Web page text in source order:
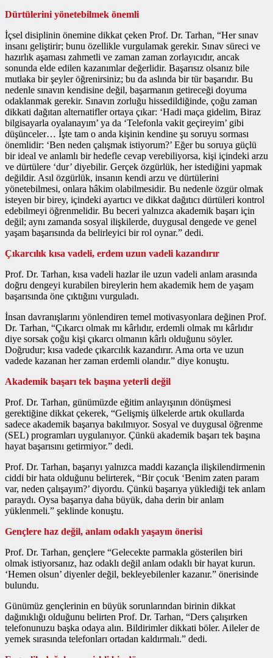
Dürtülerini yönetebilmek önemli
İçsel disiplinin önemine dikkat çeken Prof. Dr. Tarhan, “Her sınav
insanı geliştirir; bunu özellikle vurgulamak gerekir. Sınav süreci ve
hazırlık aşaması zahmetli ve zaman zaman zorlayıcıdır, ancak
sonunda elde edilen kazanımlar değerlidir. Başarısız olsanız bile
mutlaka bir şeyler öğrenirsiniz; bu da aslında bir tür başarıdır. Bu
nedenle sınavın kendisine değil, başarmanın getireceği doyuma
odaklanmak gerekir. Sınavın zorluğu hissedildiğinde, çoğu zaman
dikkati dağıtan alternatifler ortaya çıkar: ‘Hadi maça gidelim, Biraz
bilgisayarla oyalanayım’ ya da ‘Telefonla vakit geçireyim’ gibi
düşünceler… İşte tam o anda kişinin kendine şu soruyu sorması
önemlidir: ‘Ben neden çalışmak istiyorum?’ Eğer bu soruya güçlü
bir ideal ve anlamlı bir hedefle cevap verebiliyorsa, kişi içindeki arzu
ve dürtülere ‘dur’ diyebilir. Gerçek özgürlük, her istediğini yapmak
değildir. Asıl özgürlük, insanın kendi arzu ve dürtülerini
yönetebilmesi, onlara hâkim olabilmesidir. Bu nedenle özgür olmak
isteyen bir birey, içindeki ayartıcı ve dikkat dağıtıcı dürtüleri kontrol
edebilmeyi öğrenmelidir. Bu beceri yalnızca akademik başarı için
değil; aynı zamanda sosyal ilişkilerde, duygusal dengede ve genel
yaşam başarısında da belirleyici bir rol oynar.” dedi.
Çıkarcılık kısa vadeli, erdem uzun vadeli kazandırır
Prof. Dr. Tarhan, kısa vadeli hazlar ile uzun vadeli anlam arasında
doğru dengeyi kurabilen bireylerin hem akademik hem de yaşam
başarısında öne çıktığını vurguladı.
İnsan davranışlarını yönlendiren temel motivasyonlara değinen Prof.
Dr. Tarhan, “Çıkarcı olmak mı kârlıdır, erdemli olmak mı kârlıdır
diye sorsak çoğu kişi çıkarcı olmanın kârlı olduğunu söyler.
Doğrudur; kısa vadede çıkarcılık kazandırır. Ama orta ve uzun
vadede kazanan her zaman erdemli olandır.” diye konuştu.
Akademik başarı tek başına yeterli değil
Prof. Dr. Tarhan, günümüzde eğitim anlayışının dönüşmesi
gerektiğine dikkat çekerek, “Gelişmiş ülkelerde artık okullarda
sadece akademik başarıya bakılmıyor. Sosyal ve duygusal öğrenme
(SEL) programları uygulanıyor. Çünkü akademik başarı tek başına
hayat başarısını getirmiyor.” dedi.
Prof. Dr. Tarhan, başarıyı yalnızca maddi kazançla ilişkilendirmenin
ciddi bir hata olduğunu belirterek, “Bir çocuk ‘Benim zaten param
var, neden çalışayım?’ diyordu. Çünkü başarıya yüklediği tek anlam
paraydı. Oysa başarıya daha büyük, daha derin bir anlam
yüklenmeli.” şeklinde konuştu.
Gençlere haz değil, anlam odaklı yaşayın önerisi
Prof. Dr. Tarhan, gençlere “Gelecekte parmakla gösterilen biri
olmak istiyorsanız, haz odaklı değil anlam odaklı bir hayat kurun.
‘Hemen olsun’ diyenler değil, bekleyebilenler kazanır.” önerisinde
bulundu.
Günümüz gençlerinin en büyük sorunlarından birinin dikkat
dağınıklığı olduğunu belirten Prof. Dr. Tarhan, “Ders çalışırken
telefonunuzu başka odaya alın. Bildirimler dikkati böler. Aileler de
yemek sırasında telefonları ortadan kaldırmalı.” dedi.